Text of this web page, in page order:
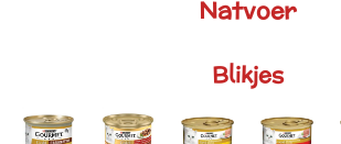
Natvoer
Blikjes